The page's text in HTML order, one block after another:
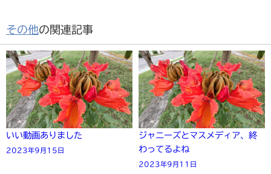
その他の関連記事
いい動画ありました
2023年9月15日
ジャニーズとマスメディア、終
わってるよね
2023年9月11日